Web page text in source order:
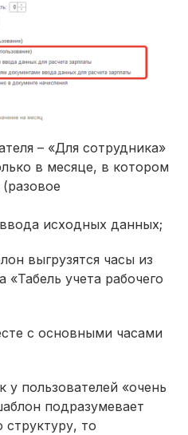
– «Для сотрудника»
в месяце, в котором
исходных данных;
выгрузятся часы из
«Табель учета рабочего
с основными часами
у пользователей «очень
подразумевает
то